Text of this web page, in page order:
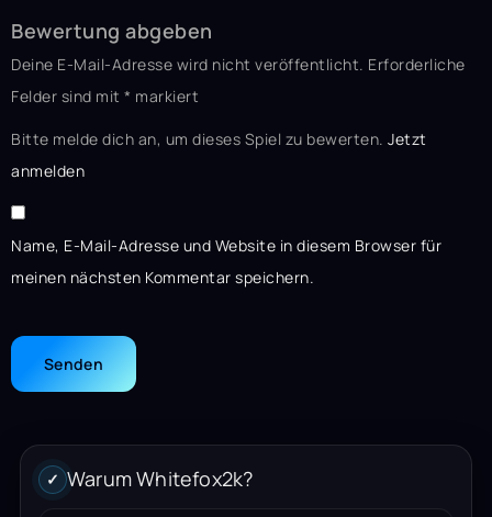
Bewertung abgeben
Deine E-Mail-Adresse wird nicht veröffentlicht. Erforderliche
Felder sind mit * markiert
Bitte melde dich an, um dieses Spiel zu bewerten. Jetzt
anmelden
Name, E-Mail-Adresse und Website in diesem Browser für
meinen nächsten Kommentar speichern.
✓ Warum Whitefox2k?